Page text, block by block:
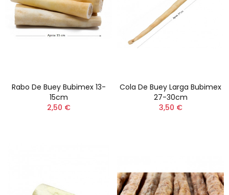
Rabo De Buey Bubimex 13-
15cm
2,50 €
Cola De Buey Larga Bubimex
27-30cm
3,50 €